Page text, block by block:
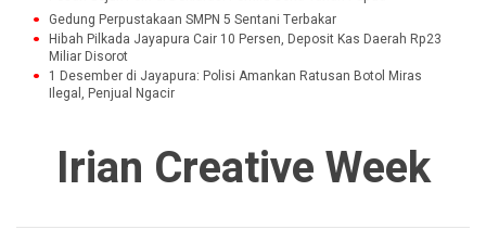
Gedung Perpustakaan SMPN 5 Sentani Terbakar
Hibah Pilkada Jayapura Cair 10 Persen, Deposit Kas Daerah Rp23
Miliar Disorot
1 Desember di Jayapura: Polisi Amankan Ratusan Botol Miras
Ilegal, Penjual Ngacir
Irian Creative Week